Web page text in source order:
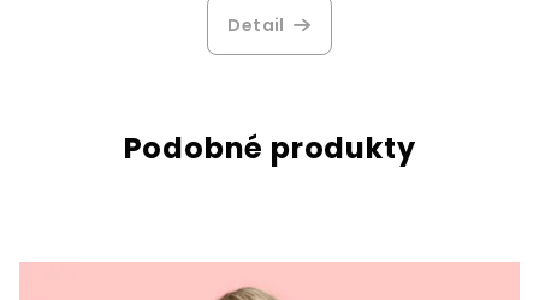
Detail
Podobné produkty